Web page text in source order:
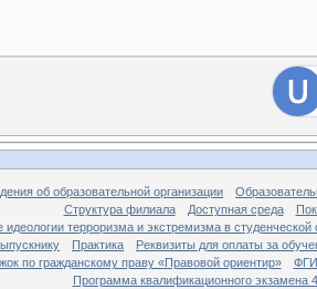
об образовательной организации
Структура филиала
Доступная среда
идеологии терроризма и экстремизма в студенческой
Практика
Реквизиты для оплаты за
по гражданскому праву «Правовой ориентир»
Программа квалификационного экзамена